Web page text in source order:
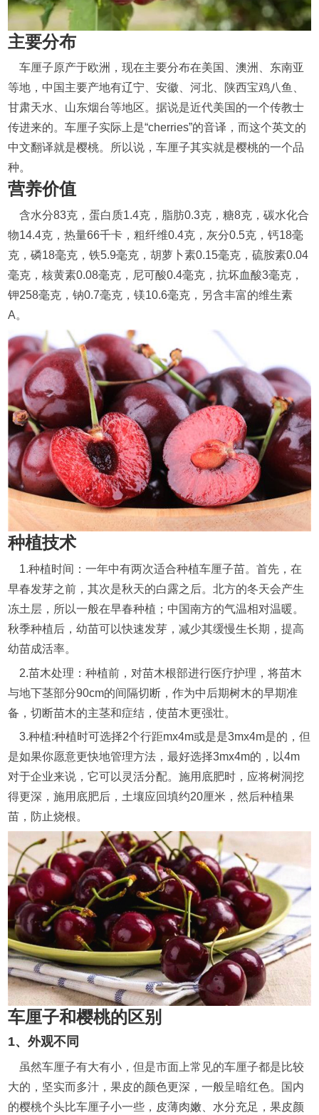
主要分布
车厘子原产于欧洲，现在主要分布在美国、澳洲、东南亚
等地，中国主要产地有辽宁、安徽、河北、陕西宝鸡八鱼、
甘肃天水、山东烟台等地区。据说是近代美国的一个传教士
传进来的。车厘子实际上是“cherries”的音译，而这个英文的
中文翻译就是樱桃。所以说，车厘子其实就是樱桃的一个品
种。
营养价值
含水分83克，蛋白质1.4克，脂肪0.3克，糖8克，碳水化合
物14.4克，热量66千卡，粗纤维0.4克，灰分0.5克，钙18毫
克，磷18毫克，铁5.9毫克，胡萝卜素0.15毫克，硫胺素0.04
毫克，核黄素0.08毫克，尼可酸0.4毫克，抗坏血酸3毫克，
钾258毫克，钠0.7毫克，镁10.6毫克，另含丰富的维生素
A。
种植技术
1.种植时间：一年中有两次适合种植车厘子苗。首先，在
早春发芽之前，其次是秋天的白露之后。北方的冬天会产生
冻土层，所以一般在早春种植；中国南方的气温相对温暖。
秋季种植后，幼苗可以快速发芽，减少其缓慢生长期，提高
幼苗成活率。
2.苗木处理：种植前，对苗木根部进行医疗护理，将苗木
与地下茎部分90cm的间隔切断，作为中后期树木的早期准
备，切断苗木的主茎和症结，使苗木更强壮。
3.种植:种植时可选择2个行距mx4m或是是3mx4m是的，但
是如果你愿意更快地管理方法，最好选择3mx4m的，以4m
对于企业来说，它可以灵活分配。施用底肥时，应将树洞挖
得更深，施用底肥后，土壤应回填约20厘米，然后种植果
苗，防止烧根。
车厘子和樱桃的区别
1、外观不同
虽然车厘子有大有小，但是市面上常见的车厘子都是比较
大的，坚实而多汁，果皮的颜色更深，一般呈暗红色。国内
的樱桃个头比车厘子小一些，皮薄肉嫩、水分充足，果皮颜